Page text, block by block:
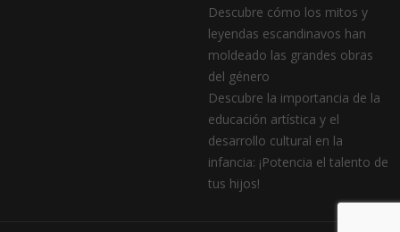
Descubre cómo los mitos y
leyendas escandinavos han
moldeado las grandes obras
del género
Descubre la importancia de la
educación artística y el
desarrollo cultural en la
infancia: ¡Potencia el talento de
tus hijos!